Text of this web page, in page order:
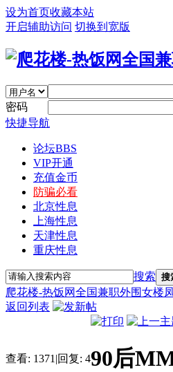
设为首页收藏本站
开启辅助访问 切换到宽版
密码
快捷导航
论坛BBS
VIP开通
充值金币
防骗必看
北京性息
上海性息
天津性息
重庆性息
搜索 搜
爬花楼-热饭网全国兼职外围女楼
返回列表
查看: 1371 |回复: 490后